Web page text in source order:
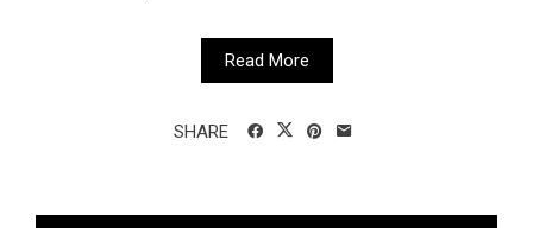
Read More
SHARE